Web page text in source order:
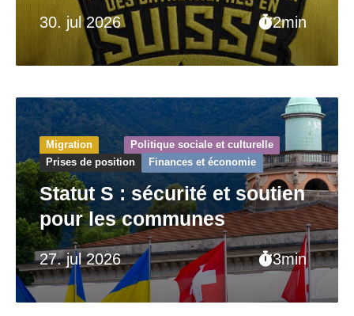
30. jul 2026 2min
27. jul 2026 3min
Migration
Politique sociale et culturelle
Prises de position
Finances et économie
Statut S : sécurité et soutien
pour les communes